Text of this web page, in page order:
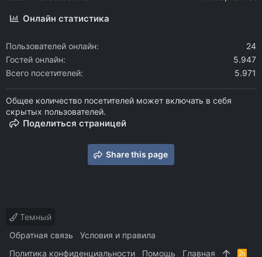
Онлайн статистика
Пользователей онлайн
24
Гостей онлайн
5.947
Всего посетителей
5.971
Общее количество посетителей может включать в себя
скрытых пользователей.
Поделиться страницей
Share this page
Темный
Обратная связь
Условия и правила
Политика конфиденциальности
Помощь Главная R